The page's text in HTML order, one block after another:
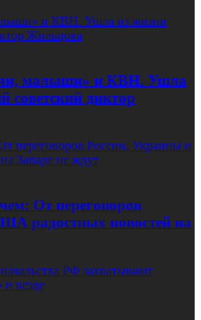
и КВН. Ушла из жизни
Жильцова
малыши» и КВН. Ушла
советский диктор
переговоров России, Украины и
Западе не ждут
От переговоров
радостных новостей на
РФ захватывают
везде